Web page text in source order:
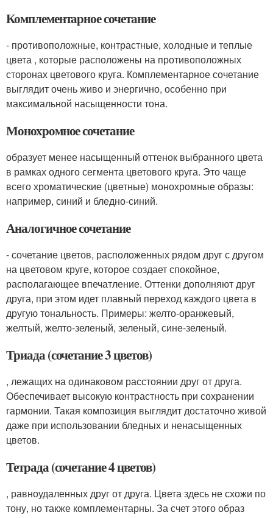
Комплементарное сочетание
- противоположные, контрастные, холодные и теплые
цвета , которые расположены на противоположных
сторонах цветового круга. Комплементарное сочетание
выглядит очень живо и энергично, особенно при
максимальной насыщенности тона.
Монохромное сочетание
образует менее насыщенный оттенок выбранного цвета
в рамках одного сегмента цветового круга. Это чаще
всего хроматические (цветные) монохромные образы:
например, синий и бледно-синий.
Аналогичное сочетание
- сочетание цветов, расположенных рядом друг с другом
на цветовом круге, которое создает спокойное,
располагающее впечатление. Оттенки дополняют друг
друга, при этом идет плавный переход каждого цвета в
другую тональность. Примеры: желто-оранжевый,
желтый, желто-зеленый, зеленый, сине-зеленый.
Триада (сочетание 3 цветов)
, лежащих на одинаковом расстоянии друг от друга.
Обеспечивает высокую контрастность при сохранении
гармонии. Такая композиция выглядит достаточно живой
даже при использовании бледных и ненасыщенных
цветов.
Тетрада (сочетание 4 цветов)
, равноудаленных друг от друга. Цвета здесь не схожи по
тону, но также комплементарны. За счет этого образ